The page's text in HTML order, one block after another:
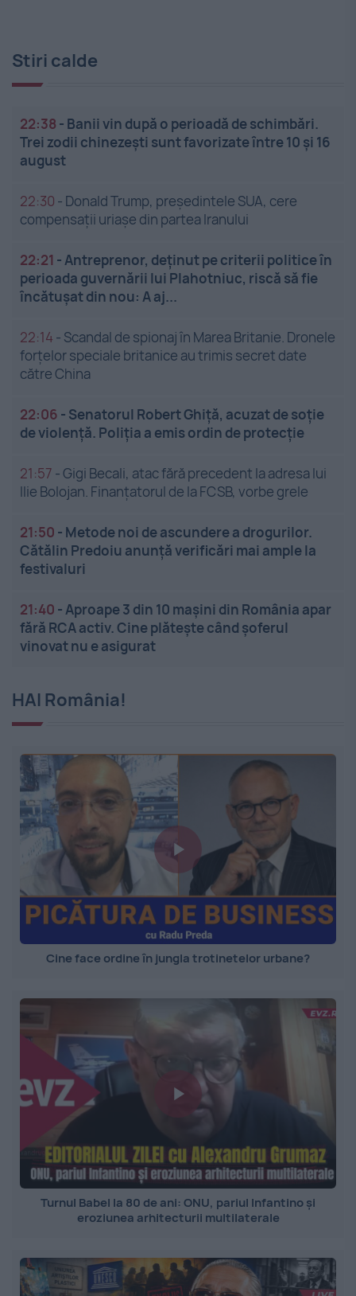
Stiri calde
22:38 - Banii vin după o perioadă de schimbări.
Trei zodii chinezești sunt favorizate între 10 și 16
august
22:30 - Donald Trump, președintele SUA, cere
compensații uriașe din partea Iranului
22:21 -Antreprenor, deţinut pe criterii politice în
perioada guvernării lui Plahotniuc, riscă să fie
încătuşat din nou: A aj...
22:14 - Scandal de spionaj în Marea Britanie. Dronele
forțelor speciale britanice au trimis secret date
către China
22:06 - Senatorul Robert Ghiță, acuzat de soție
de violență. Poliția a emis ordin de protecție
21:57 -Gigi Becali, atac fără precedent la adresa lui
Ilie Bolojan. Finanțatorul de la FCSB, vorbe grele
21:50 - Metode noi de ascundere a drogurilor.
Cătălin Predoiu anunță verificări mai ample la
festivaluri
21:40 -Aproape 3 din 10 mașini din România apar
fără RCA activ. Cine plătește când șoferul
vinovat nu e asigurat
HAI România!
Cine face ordine în jungla trotinetelor urbane?
Turnul Babel la 80 de ani: ONU, pariul Infantino și
eroziunea arhitecturii multilaterale